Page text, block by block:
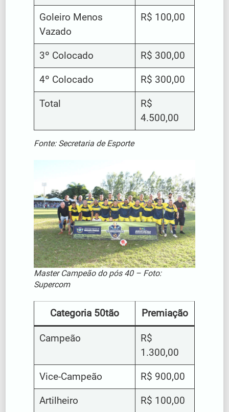
Goleiro Menos
Vazado
R$ 100,00
3º Colocado R$ 300,00
4º Colocado R$ 300,00
Total
R$
4.500,00
Fonte: Secretaria de Esporte
Master Campeão do pós 40 – Foto:
Supercom
Categoria 50tão Premiação
Campeão
R$
1.300,00
Vice-Campeão R$ 900,00
Artilheiro R$ 100,00